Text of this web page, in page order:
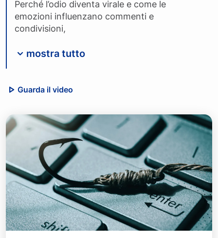
Perché l’odio diventa virale e come le
emozioni influenzano commenti e
condivisioni,
mostra tutto
Guarda il video